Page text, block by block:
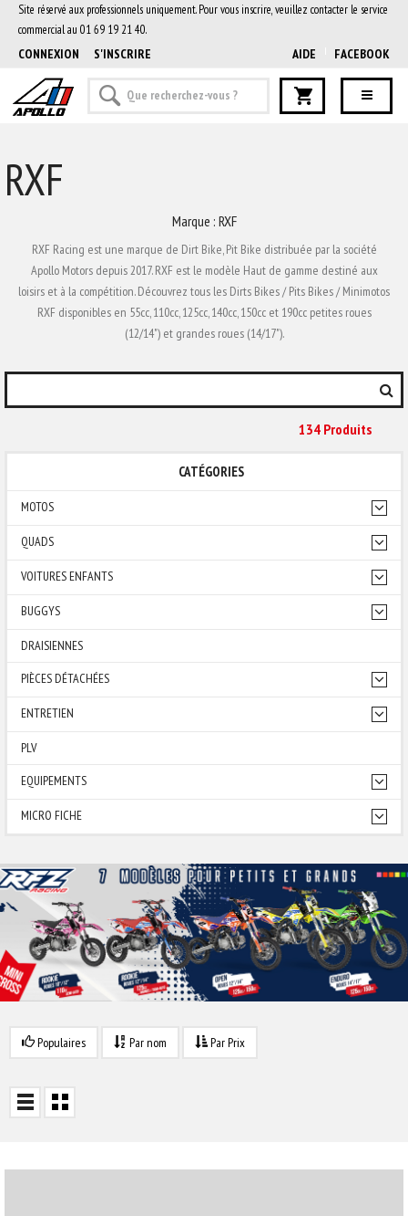
Site réservé aux professionnels uniquement. Pour vous inscrire, veuillez contacter le service
commercial au 01 69 19 21 40.
CONNEXION S'INSCRIRE AIDE FACEBOOK
RXF
Marque : RXF
RXF Racing est une marque de Dirt Bike, Pit Bike distribuée par la société
Apollo Motors depuis 2017. RXF est le modèle Haut de gamme destiné aux
loisirs et à la compétition. Découvrez tous les Dirts Bikes / Pits Bikes / Minimotos
RXF disponibles en 55cc, 110cc, 125cc, 140cc, 150cc et 190cc petites roues
(12/14") et grandes roues (14/17").
134 ProduitS
CATÉGORIES
MOTOS
QUADS
VOITURES ENFANTS
BUGGYS
DRAISIENNES
PIÈCES DÉTACHÉES
ENTRETIEN
PLV
EQUIPEMENTS
MICRO FICHE
Populaires Par nom Par Prix